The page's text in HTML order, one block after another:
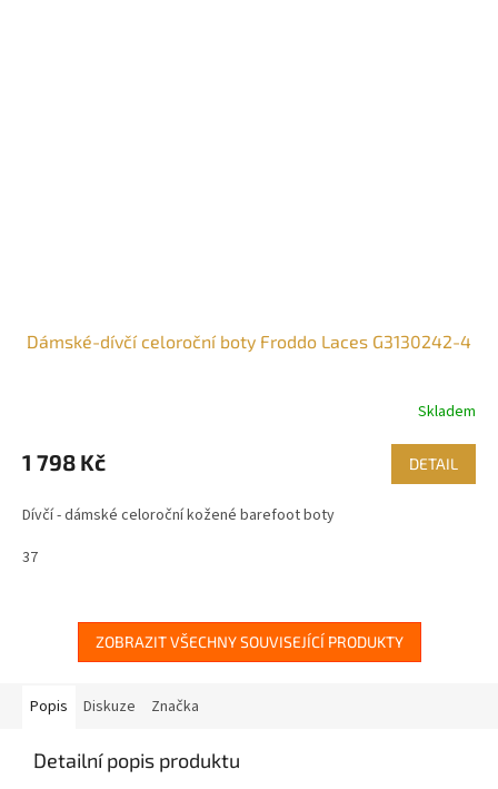
Dámské-dívčí celoroční boty Froddo Laces G3130242-4
Skladem
1 798 Kč DETAIL
Dívčí - dámské celoroční kožené barefoot boty
37
ZOBRAZIT VŠECHNY SOUVISEJÍCÍ PRODUKTY
Popis Diskuze Značka
Detailní popis produktu